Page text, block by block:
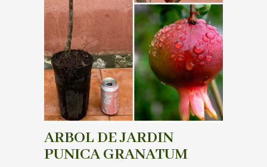
ARBOL DE JARDIN
PUNICA GRANATUM